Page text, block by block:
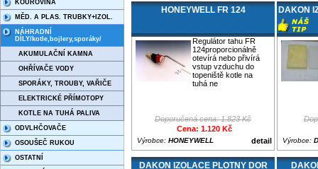
KOUŘOVINA
MĚD. A PLAS. TRUBKY+IZOL.
NÁHRADNÍ
DÍLY/kotle,bojlery,sporáky/
AKUMULAČNÍ KAMNA
OHŘÍVAČE VODY
SPORÁKY, TROUBY, VAŘIČE
ELEKTRICKÉ PŘÍMOTOPY
KOTLE NA TUHÁ PALIVA
ODVLHČOVAČE
OSOUŠEČ RUKOU
OSTATNÍ
HONEYWELL FR 124
Regulátor tahu FR
124proporcionálně
otevírá nebo přivírá
vstup vzduchu do
topeniště kotle na
tuhá ne
Doporučená cena: 1.823 Kč
Cena: 1.120 Kč
detail
Výrobce: HONEYWELL
DAKON
Výrobce:
DAKON IZOLACE PLOTNY DOR